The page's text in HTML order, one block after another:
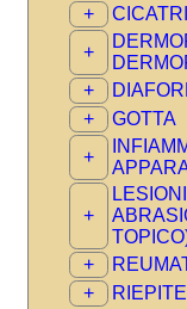
+
+
+
+
GOTTA
+
+
+
+